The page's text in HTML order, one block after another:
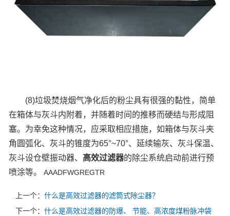
(8)垃圾焚烧烟气净化后的粉尘具有很强的黏性，简单
在箱体与灰斗内附着，并随着时间的推移而硬结与形成阻
塞。为幸免这种情况，应采取相应措施，如箱体与灰斗夹
角圆弧化、灰斗的锥度为65°~70°、延续输灰、灰斗保温、
灰斗设仓壁振动器、 高效过滤器的除尘系统启动前进行预
喷涂等。
AAADFWGREGTR
上一个： 什么是高效过滤器的滤筒式除尘器？
下一个： 什么是高效过滤器的防爆、 节能、高浓度煤粉脉冲袋